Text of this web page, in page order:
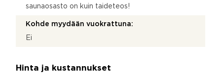
saunaosasto on kuin taideteos!
Kohde myydään vuokrattuna:
Ei
Hinta ja kustannukset